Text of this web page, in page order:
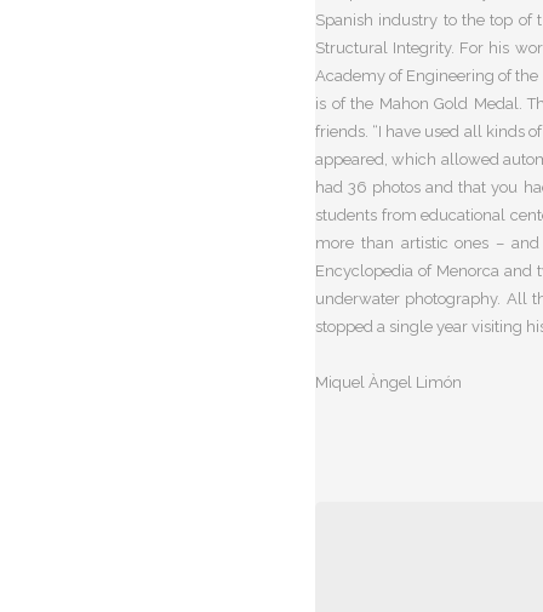
Spanish industry to the top of
Structural Integrity. For his
Academy of Engineering of the
is of the Mahon Gold Medal.
friends. “I have used all kinds
appeared, which allowed
had 36 photos and that you
students from educational
more than artistic ones –
Encyclopedia of Menorca and
underwater photography. All
stopped a single year visiting
Miquel Àngel Limón